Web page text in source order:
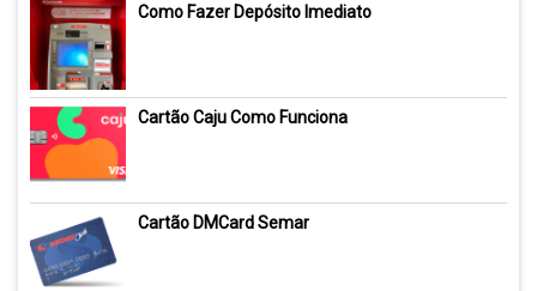
Como Fazer Depósito Imediato
Cartão Caju Como Funciona
Cartão DMCard Semar